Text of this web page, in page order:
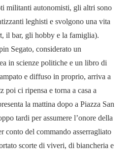
militanti autonomisti, gli altri sono
leghisti e svolgono una vita
il bar, gli hobby e la famiglia).
Segato, considerato un
in scienze politiche e un libro di
e diffuso in proprio, arriva a
poi ci ripensa e torna a casa a
la mattina dopo a Piazza San
tardi per assumere l’onore della
conto del commando asserragliato
scorte di viveri, di biancheria e